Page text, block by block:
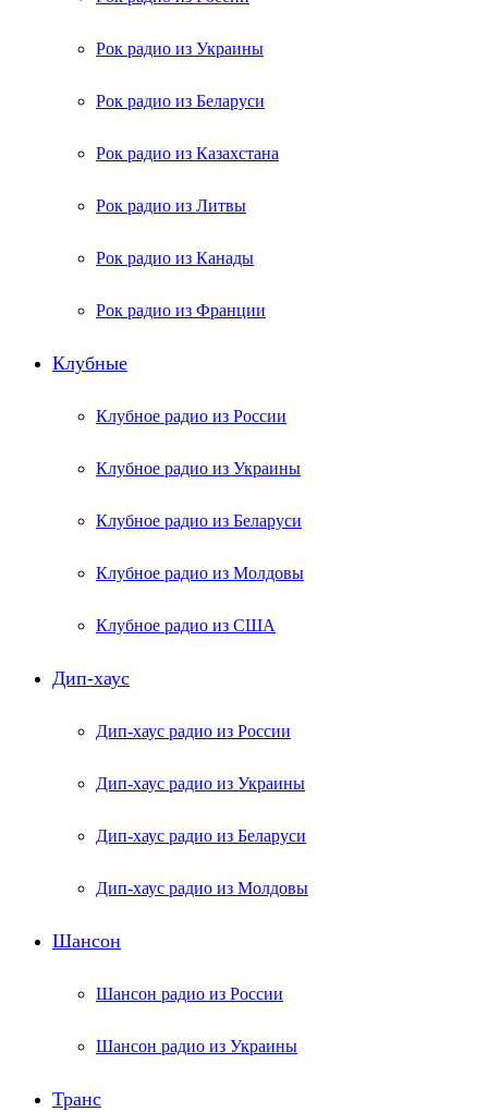
Рок радио из Украины
Рок радио из Беларуси
Рок радио из Казахстана
Рок радио из Литвы
Рок радио из Канады
Рок радио из Франции
Клубные
Клубное радио из России
Клубное радио из Украины
Клубное радио из Беларуси
Клубное радио из Молдовы
Клубное радио из США
Дип-хаус
Дип-хаус радио из России
Дип-хаус радио из Украины
Дип-хаус радио из Беларуси
Дип-хаус радио из Молдовы
Шансон
Шансон радио из России
Шансон радио из Украины
Транс